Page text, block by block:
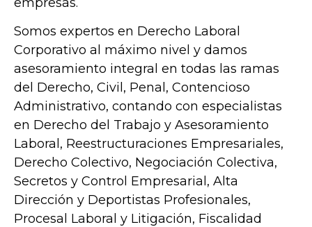
Somos expertos en Derecho Laboral
Corporativo al máximo nivel y damos
asesoramiento integral en todas las ramas
del Derecho, Civil, Penal, Contencioso
Administrativo, contando con especialistas
en Derecho del Trabajo y Asesoramiento
Laboral, Reestructuraciones Empresariales,
Derecho Colectivo, Negociación Colectiva,
Secretos y Control Empresarial, Alta
Dirección y Deportistas Profesionales,
Procesal Laboral y Litigación, Fiscalidad